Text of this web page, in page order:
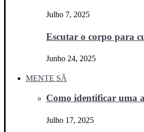
Julho 7, 2025
Escutar o corpo para
Junho 24, 2025
MENTE SÃ
Como identificar uma
Julho 17, 2025